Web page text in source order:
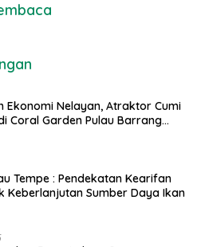
Ekonomi Nelayan, Atraktor Cumi
Coral Garden Pulau Barrang
Tempe : Pendekatan Kearifan
Keberlanjutan Sumber Daya Ikan